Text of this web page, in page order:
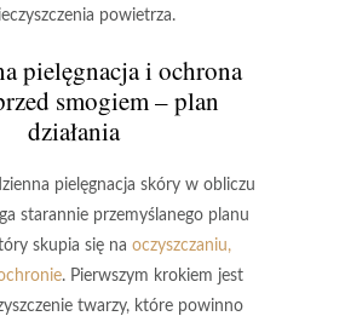
powietrza.
pielęgnacja iochrona
smogiem – plan
działania
pielęgnacja skóry w obliczu
starannie przemyślanego planu
skupia się na oczyszczaniu,
. Pierwszym krokiem jest
twarzy, które powinno